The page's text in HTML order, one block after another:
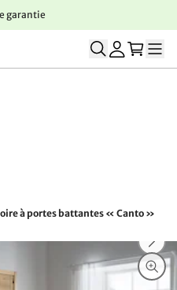
garantie
à portes battantes « Canto »